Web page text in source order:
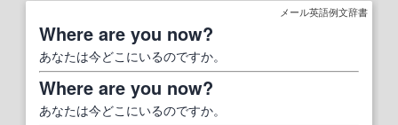
メール英語例文辞書
Where are you now?
あなたは今どこにいるのですか。
Where are you now?
あなたは今どこにいるのですか。